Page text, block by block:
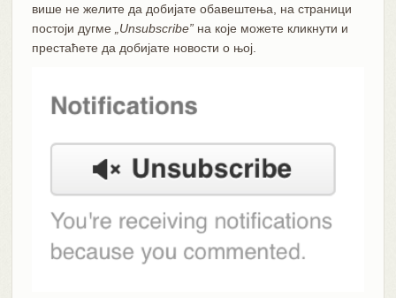
више не желите да добијате обавештења, на страници
постоји дугме
„Unsubscribe”на које можете кликнути и
престаћете да добијате новости о њој.